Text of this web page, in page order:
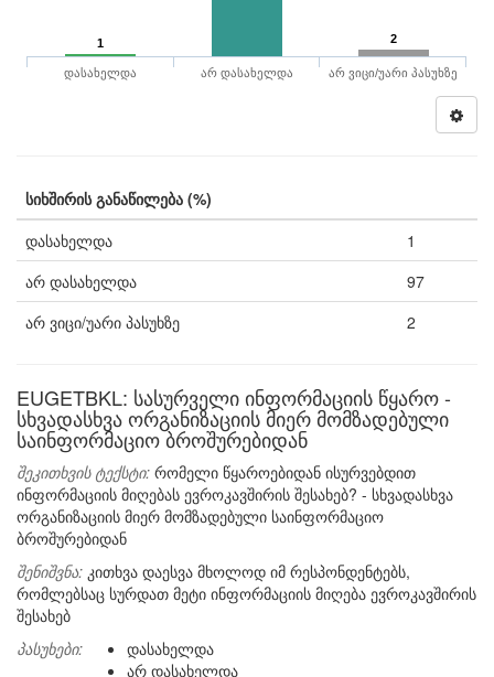
1 2
დასახელდა არ დასახელდა არ ვიცი/უარი პასუხზე
სიხშირის განაწილება (%)
დასახელდა
1
არ დასახელდა
97
არ ვიცი/უარი პასუხზე
2
EUGETBKL: სასურველი ინფორმაციის წყარო -
სხვადასხვა ორგანიზაციის მიერ მომზადებული
საინფორმაციო ბროშურებიდან
შეკითხვის ტექსტი: რომელი წყაროებიდან ისურვებდით
ინფორმაციის მიღებას ევროკავშირის შესახებ? - სხვადასხვა
ორგანიზაციის მიერ მომზადებული საინფორმაციო
ბროშურებიდან
შენიშვნა: კითხვა დაესვა მხოლოდ იმ რესპონდენტებს,
რომლებსაც სურდათ მეტი ინფორმაციის მიღება ევროკავშირის
შესახებ
პასუხები:
დასახელდა
არ დასახელდა